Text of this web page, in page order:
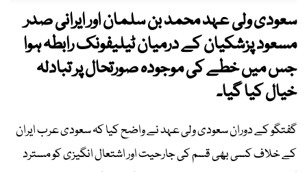
سعودی ولی عہد محمد بن سلمان اور ایرانی صدر
مسعود پزشکیان کے درمیان ٹیلیفونک رابطہ ہوا
جس میں خطے کی موجودہ صورتحال پر تبادلہ
خیال کیا گیا۔
گفتگو کے دوران سعودی ولی عہد نے واضح کیا کہ سعودی عرب ایران
کے خلاف کسی بھی قسم کی جارحیت اور اشتعال انگیزی کو مسترد